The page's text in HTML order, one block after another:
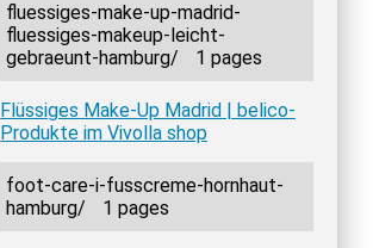
fluessiges-make-up-madrid-
fluessiges-makeup-leicht-
gebraeunt-hamburg/
1 pages
Flüssiges Make-Up Madrid | belico-
Produkte im Vivolla shop
foot-care-i-fusscreme-hornhaut-
hamburg/
1 pages